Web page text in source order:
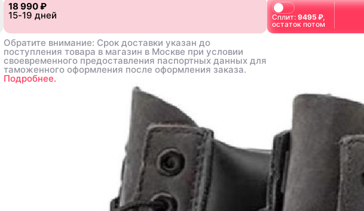
18 990 ₽
15-19 дней
Обратите внимание: Срок доставки указан до
поступления товара в магазин в Москве при условии
своевременного предоставления паспортных данных для
таможенного оформления после оформления заказа.
Подробнее.
18 990 ₽
15-19 дней
Обратите внимание: Срок доставки указан до
поступления товара в магазин в Москве при условии
своевременного предоставления паспортных данных для
таможенного оформления после оформления заказа.
Подробнее.
Сплит:9495 ₽,
остаток потом